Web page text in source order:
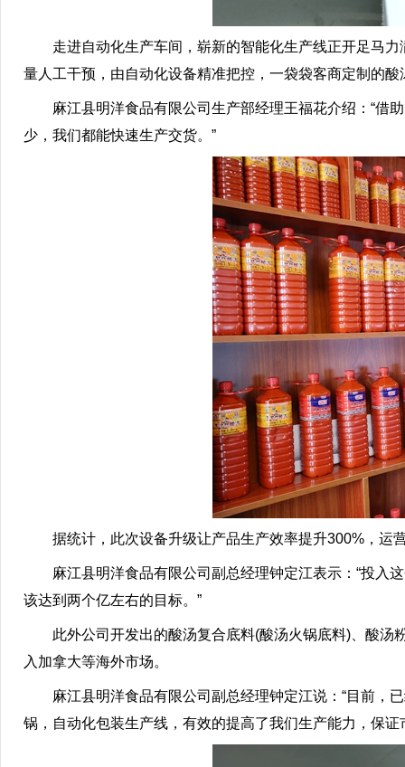
走进自动化生产车间，崭新的智能化生产线正开足马力
量人工干预，由自动化设备精准把控，一袋袋客商定制的
麻江县明洋食品有限公司生产部经理王福花介绍：“借助
少，我们都能快速生产交货。”
据统计，此次设备升级让产品生产效率提升300%，运
麻江县明洋食品有限公司副总经理钟定江表示：“投入这
该达到两个亿左右的目标。”
此外公司开发出的酸汤复合底料(酸汤火锅底料)、酸汤
入加拿大等海外市场。
麻江县明洋食品有限公司副总经理钟定江说：“目前，已
锅，自动化包装生产线，有效的提高了我们生产能力，保证